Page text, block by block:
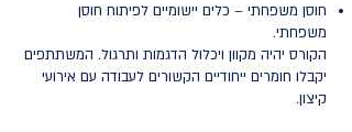
חוסן משפחתי – כלים יישומיים לפיתוח חוסן
משפחתי.
הקורס יהיה מקוון ויכלול הדגמות ותרגול. המשתתפים
יקבלו חומרים ייחודיים הקשורים לעבודה עם אירועי
קיצון.